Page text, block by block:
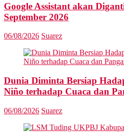
Google Assistant akan
September 2026
06/08/2026 Suarez
Dunia Diminta Bersiap
Niño terhadap Cuaca dan
06/08/2026 Suarez